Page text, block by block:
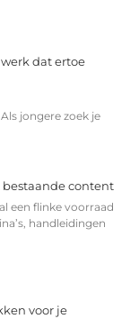
dat ertoe
jongere zoek je
content
een flinke voorraad
handleidingen
voor je